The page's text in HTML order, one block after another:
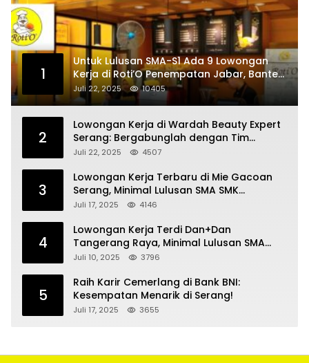
1
Untuk Lulusan SMA-S1 Ada 9 Lowongan
Kerja di Roti’O Penempatan Jabar, Banten
dan Jakarta
Juli 22, 2025 10405
2
Lowongan Kerja di Wardah Beauty Expert
Serang: Bergabunglah dengan Tim
Kecantikan
Juli 22, 2025 4507
3
Lowongan Kerja Terbaru di Mie Gacoan
Serang, Minimal Lulusan SMA SMK
Sederajat
Juli 17, 2025 4146
4
Lowongan Kerja Terdi Dan+Dan
Tangerang Raya, Minimal Lulusan SMA
SMK
Juli 10, 2025 3796
5
Raih Karir Cemerlang di Bank BNI:
Kesempatan Menarik di Serang!
Juli 17, 2025 3655